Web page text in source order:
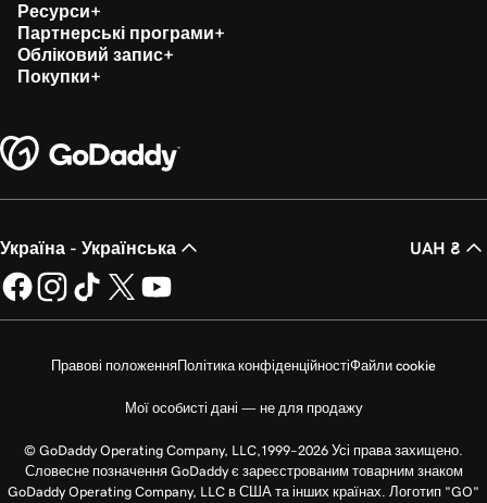
Ресурси
Партнерські програми
Обліковий запис
Покупки
Україна - Українська UAH ₴
Правові положенняПолітика конфіденційностіФайли cookie
Мої особисті дані — не для продажу
© GoDaddy Operating Company, LLC,1999–2026 Усі права захищено.
Словесне позначення GoDaddy є зареєстрованим товарним знаком
GoDaddy Operating Company, LLC в США та інших країнах. Логотип "GO"